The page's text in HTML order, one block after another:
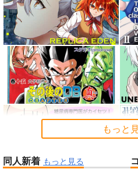
人狼機ウィンヴルガ ー叛逆篇ー 5
魔王
理想の彼女 3
時々
黄泉のツガイ
ア
もっと
同人新着 もっと見る